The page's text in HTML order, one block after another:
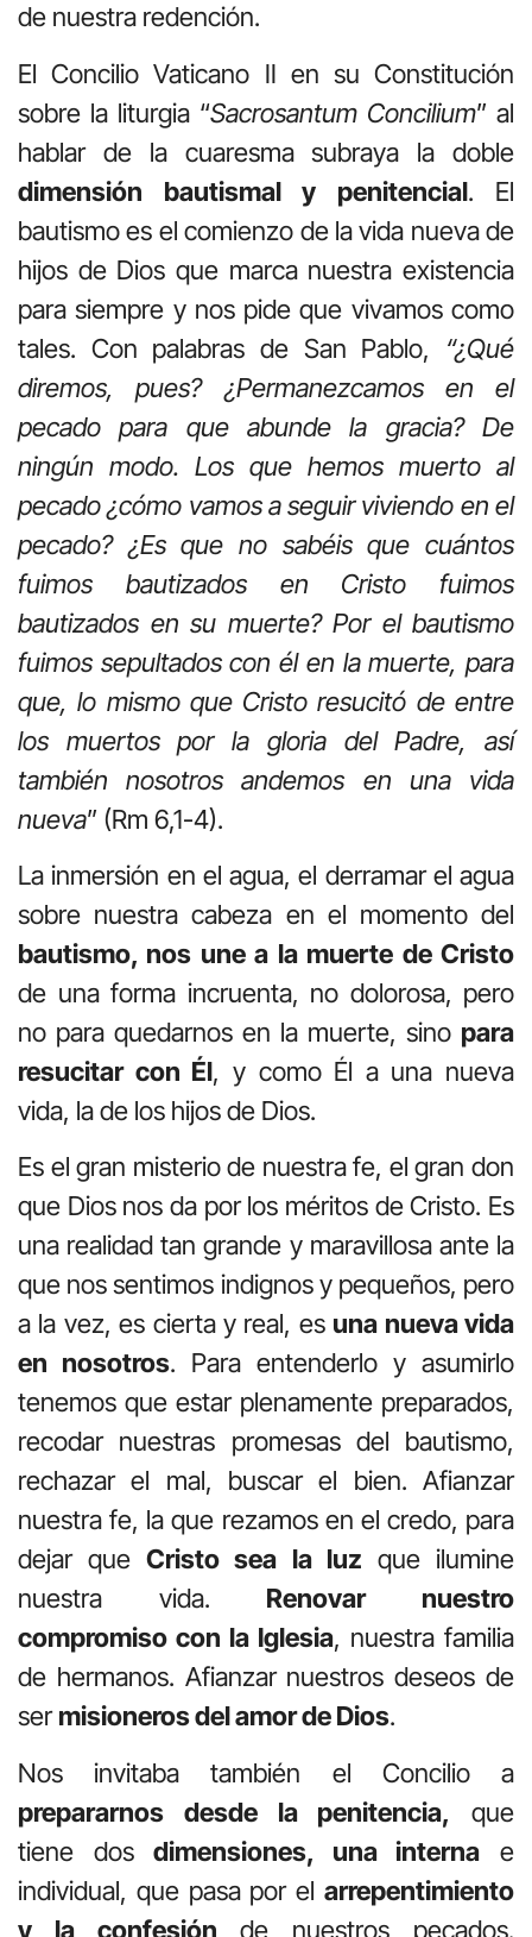
de nuestra redención.
El Concilio Vaticano II en su Constitución
sobre la liturgia “Sacrosantum Concilium” al
hablar de la cuaresma subraya la doble
dimensión bautismal y penitencial. El
bautismo es el comienzo de la vida nueva de
hijos de Dios que marca nuestra existencia
para siempre y nos pide que vivamos como
tales. Con palabras de San Pablo, “¿Qué
diremos, pues? ¿Permanezcamos en el
pecado para que abunde la gracia? De
ningún modo. Los que hemos muerto al
pecado ¿cómo vamos a seguir viviendo en el
pecado? ¿Es que no sabéis que cuántos
fuimos bautizados en Cristo fuimos
bautizados en su muerte? Por el bautismo
fuimos sepultados con él en la muerte, para
que, lo mismo que Cristo resucitó de entre
los muertos por la gloria del Padre, así
también nosotros andemos en una vida
nueva” (Rm 6,1-4).
La inmersión en el agua, el derramar el agua
sobre nuestra cabeza en el momento del
bautismo, nos une a la muerte de Cristo
de una forma incruenta, no dolorosa, pero
no para quedarnos en la muerte, sino para
resucitar con Él, y como Él a una nueva
vida, la de los hijos de Dios.
Es el gran misterio de nuestra fe, el gran don
que Dios nos da por los méritos de Cristo. Es
una realidad tan grande y maravillosa ante la
que nos sentimos indignos y pequeños, pero
a la vez, es cierta y real, es una nueva vida
en nosotros. Para entenderlo y asumirlo
tenemos que estar plenamente preparados,
recodar nuestras promesas del bautismo,
rechazar el mal, buscar el bien. Afianzar
nuestra fe, la que rezamos en el credo, para
dejar queCristo sea la luz que ilumine
nuestra vida. Renovar nuestro
compromiso con la Iglesia, nuestra familia
de hermanos. Afianzar nuestros deseos de
sermisioneros del amor de Dios.
Nos invitaba también el Concilio a
prepararnos desde la penitencia, que
tiene dosdimensiones, una interna e
individual, que pasa por el arrepentimiento
y la confesión de nuestros pecados.